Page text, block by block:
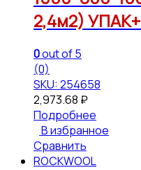
2,4м2)
0out of 5
(0)
SKU: 254658
2,973.68 ₽
Подробнее
В избранное
Сравнить
ROCKWOOL